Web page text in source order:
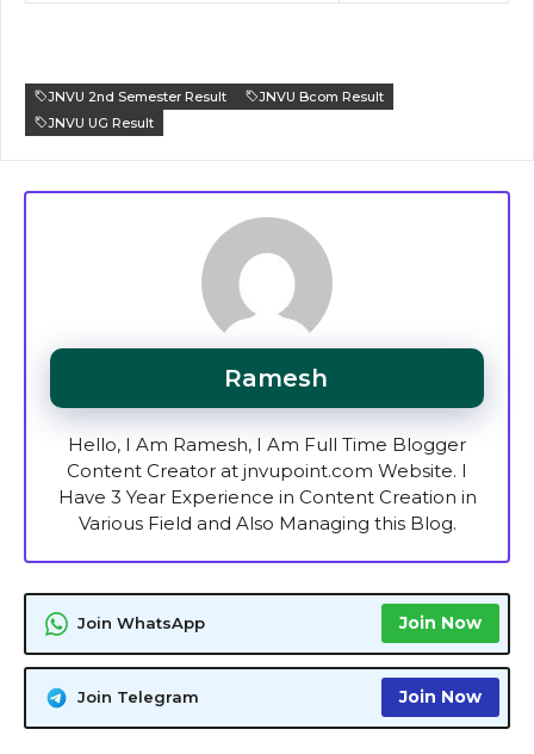
JNVU 2nd Semester Result
JNVU Bcom Result
JNVU UG Result
Ramesh
Hello, I Am Ramesh, I Am Full Time Blogger
Content Creator at jnvupoint.com Website. I
Have 3 Year Experience in Content Creation in
Various Field and Also Managing this Blog.
Join WhatsApp Join Now
Join Telegram Join Now